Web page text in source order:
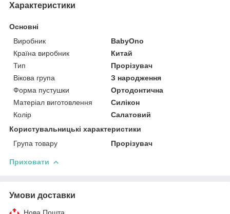
Характеристики
Основні
Виробник
BabyOno
Країна виробник
Китай
Тип
Прорізувач
Вікова група
З народження
Форма пустушки
Ортодонтична
Матеріал виготовлення
Силікон
Колір
Салатовий
Користувальницькі характеристики
Група товару
Прорізувач
Приховати
Умови доставки
Нова Пошта